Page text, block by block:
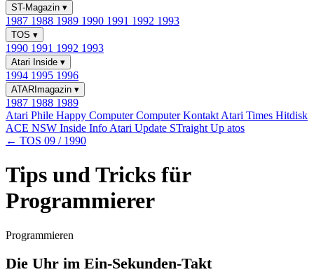
ST-Magazin ▾
1987 1988 1989 1990 1991 1992 1993
TOS ▾
1990 1991 1992 1993
Atari Inside ▾
1994 1995 1996
ATARImagazin ▾
1987 1988 1989
Atari Phile Happy ComputerComputer Kontakt Atari Times Hitdisk
ACE NSW Inside Info Atari Update STraight Up atos
← TOS 09 / 1990
Tips und Tricks für
Programmierer
Programmieren
Die Uhr im Ein-Sekunden-Takt